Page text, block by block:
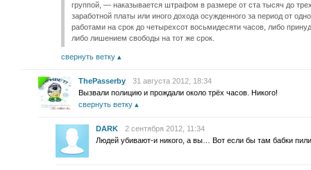
группой, — наказывается штрафом в размере от ста тысяч до
заработной платы или иного дохода осужденного за период от
работами на срок до четырехсот восьмидесяти часов, либо
либо лишением свободы на тот же срок.
свернуть ветку
ThePasserby
31 августа 2012, 18:34
Вызвали полицию и прождали около трёх часов. Никого!
свернуть ветку
DARK
2 сентября 2012, 11:34
Людей убивают-и никого, а вы… Вот если бы там бабки